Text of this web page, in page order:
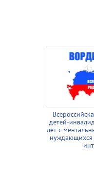
детей-
лет с
нуждающихся